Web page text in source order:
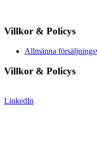
Villkor & Policys
Allmänna
Villkor & Policys
LinkedIn